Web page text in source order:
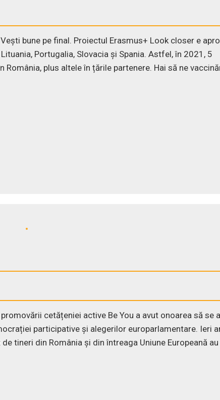
bune pe final. Proiectul Erasmus+ Look closer e
Portugalia, Slovacia și Spania. Astfel, în 2021, 5
plus altele în țările partenere. Hai să ne
cetățeniei active Be You a avut onoarea să se
participative și alegerilor europarlamentare. Ieri
tineri din România și din întreaga Uniune Europeană au